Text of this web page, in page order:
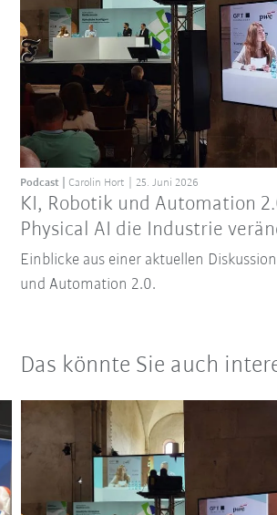
KI, Robotik und Automation
Physical AI die Industrie
Podcast Carolin Hort 25. Juni 2026
Einblicke aus einer aktuellen
und Automation 2.0.
Das könnte Sie auch